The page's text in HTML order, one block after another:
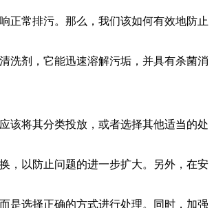
正常排污。那么，我们该如何有效地防止
洗剂，它能迅速溶解污垢，并具有杀菌消
该将其分类投放，或者选择其他适当的处
，以防止问题的进一步扩大。另外，在安
是选择正确的方式进行处理。同时，加强